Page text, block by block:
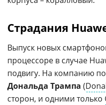
Страдания
Выпуск новых
процессоре в случае
подвигу. На компанию
Дональда Трампа (
сторон, и одними только